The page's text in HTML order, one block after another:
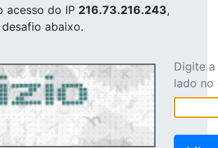
acesso do IP 216.73.216.243,
abaixo.
Digite
lado no